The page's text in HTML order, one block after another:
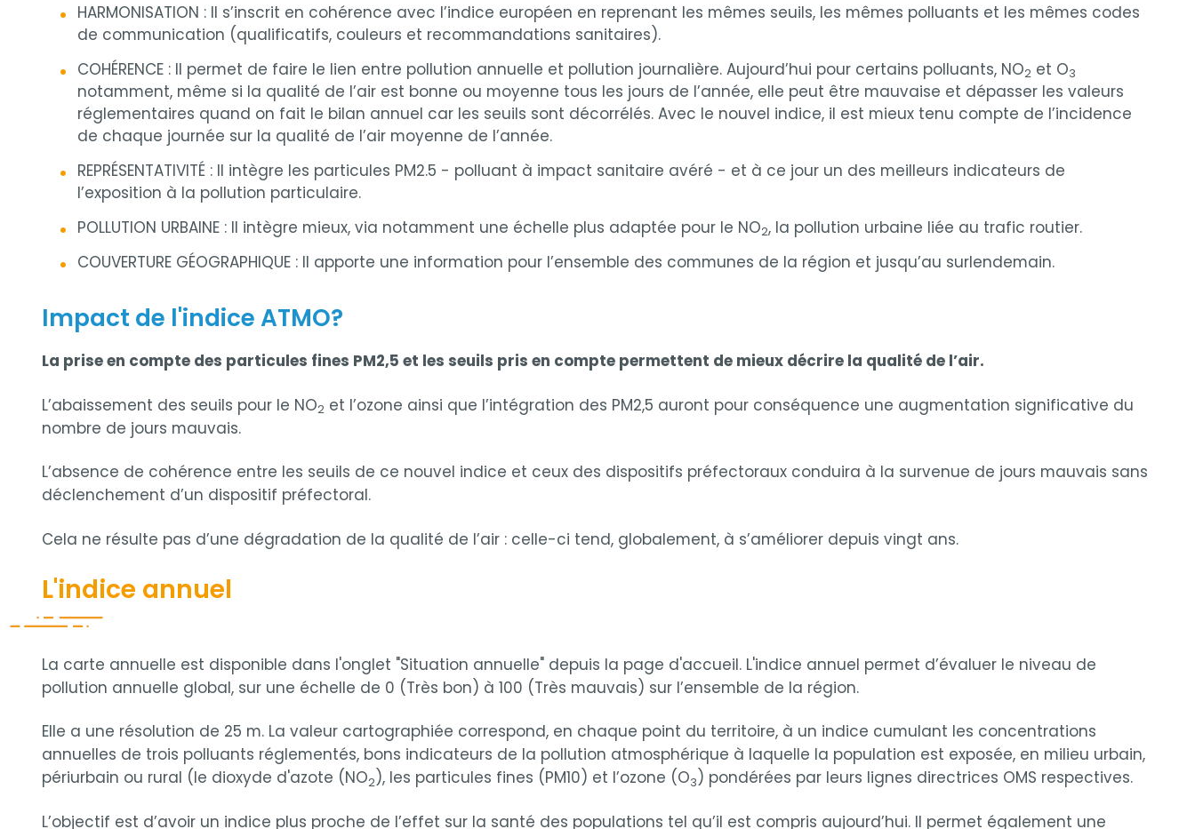
HARMONISATION : Il s’inscrit en cohérence avec l’indice européen en reprenant les mêmes seuils, les mêmes polluants et les mêmes codes
de communication (qualificatifs, couleurs et recommandations sanitaires).
COHÉRENCE : Il permet de faire le lien entre pollution annuelle et pollution journalière. Aujourd’hui pour certains polluants, NO2 et O3
notamment, même si la qualité de l’air est bonne ou moyenne tous les jours de l’année, elle peut être mauvaise et dépasser les valeurs
réglementaires quand on fait le bilan annuel car les seuils sont décorrélés. Avec le nouvel indice, il est mieux tenu compte de l’incidence
de chaque journée sur la qualité de l’air moyenne de l’année.
REPRÉSENTATIVITÉ : Il intègre les particules PM2.5 - polluant à impact sanitaire avéré - et à ce jour un des meilleurs indicateurs de
l’exposition à la pollution particulaire.
POLLUTION URBAINE : Il intègre mieux, via notamment une échelle plus adaptée pour le NO2, la pollution urbaine liée au trafic routier.
COUVERTURE GÉOGRAPHIQUE : Il apporte une information pour l’ensemble des communes de la région et jusqu’au surlendemain.
Impact de l'indice ATMO?
La prise en compte des particules fines PM2,5 et les seuils pris en compte permettent de mieux décrire la qualité de l’air.
L’abaissement des seuils pour le NO2 et l’ozone ainsi que l’intégration des PM2,5 auront pour conséquence une augmentation significative du
nombre de jours mauvais.
L’absence de cohérence entre les seuils de ce nouvel indice et ceux des dispositifs préfectoraux conduira à la survenue de jours mauvais sans
déclenchement d’un dispositif préfectoral.
Cela ne résulte pas d’une dégradation de la qualité de l’air : celle-ci tend, globalement, à s’améliorer depuis vingt ans.
L'indice annuel
La carte annuelle est disponible dans l'onglet "Situation annuelle" depuis la page d'accueil. L'indice annuel permet d’évaluer le niveau de
pollution annuelle global, sur une échelle de 0 (Très bon) à 100 (Très mauvais) sur l’ensemble de la région.
Elle a une résolution de 25 m. La valeur cartographiée correspond, en chaque point du territoire, à un indice cumulant les concentrations
annuelles de trois polluants réglementés, bons indicateurs de la pollution atmosphérique à laquelle la population est exposée, en milieu urbain,
périurbain ou rural (le dioxyde d'azote (NO2), les particules fines (PM10) et l’ozone (O3) pondérées par leurs lignes directrices OMS respectives.
L’objectif est d’avoir un indice plus proche de l’effet sur la santé des populations tel qu’il est compris aujourd’hui. Il permet également une